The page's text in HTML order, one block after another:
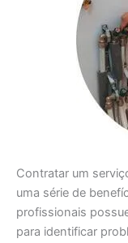
Contratar um
uma série de
profissionais
para identificar